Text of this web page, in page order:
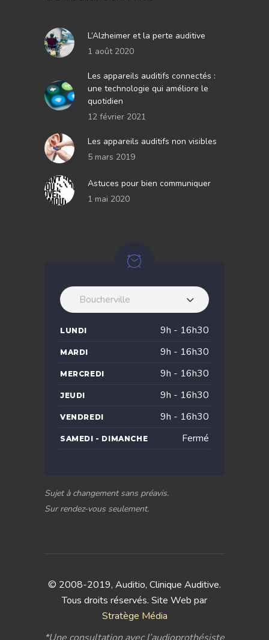
L’Alzheimer et la perte auditive
1 août 2020
Les appareils auditifs connectés :
une technologie qui améliore le
quotidien
12 février 2021
Les appareils auditifs non visibles
5 mars 2019
Astuces pour bien communiquer
1 mai 2020
Boucherville
LUNDI 9h - 16h30
MARDI 9h - 16h30
MERCREDI 9h - 16h30
JEUDI 9h - 16h30
VENDREDI 9h - 16h30
SAMEDI - DIMANCHE Fermé
Sujet à changement sans préavis.
Sur rendez-vous seulement.
© 2008-2019, Auditio, Clinique Auditive.
Tous droits réservés. Site Web par
Stratège Média